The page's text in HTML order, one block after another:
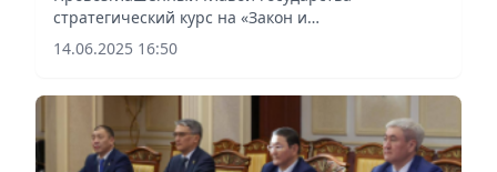
стратегический курс на «Закон и
Порядок» формирует основу государственной
политики и задает вектор общественного
14.06.2025 16:50